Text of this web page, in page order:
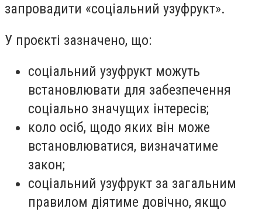
запровадити «соціальний узуфрукт».
У проєкті зазначено, що:
соціальний узуфрукт можуть
встановлювати для забезпечення
соціально значущих інтересів;
коло осіб, щодо яких він може
встановлюватися, визначатиме
закон;
соціальний узуфрукт за загальним
правилом діятиме довічно, якщо